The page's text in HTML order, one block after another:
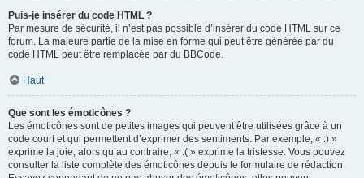
Puis-je insérer du code HTML ?
Par mesure de sécurité, il n’est pas possible d’insérer du code HTML sur ce
forum. La majeure partie de la mise en forme qui peut être générée par du
code HTML peut être remplacée par du BBCode.
Haut
Que sont les émoticônes ?
Les émoticônes sont de petites images qui peuvent être utilisées grâce à un
code court et qui permettent d’exprimer des sentiments. Par exemple, « :) »
exprime la joie, alors qu’au contraire, « :( » exprime la tristesse. Vous pouvez
consulter la liste complète des émoticônes depuis le formulaire de rédaction.